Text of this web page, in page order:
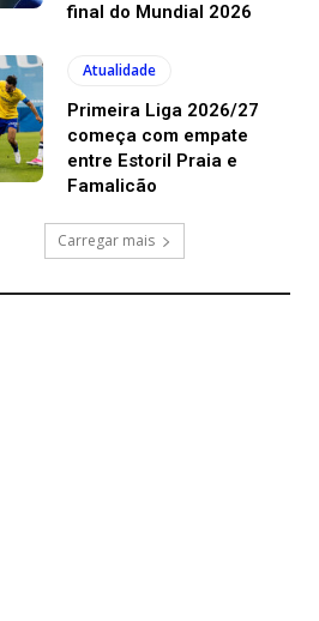
final do Mundial 2026
Atualidade
Primeira Liga 2026/27
começa com empate
entre Estoril Praia e
Famalicão
Carregar mais